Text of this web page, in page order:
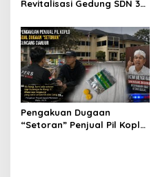
Revitalisasi Gedung SDN 3
Mencapai 50 Persen
Pengakuan Dugaan
“Setoran” Penjual Pil Koplo